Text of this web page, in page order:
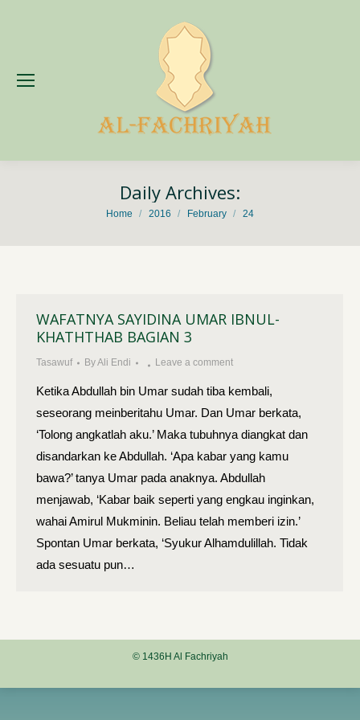
Daily Archives:
You are here:
Home 2016 February 24
WAFATNYA SAYIDINA UMAR IBNUL-
KHATHTHAB BAGIAN 3
Tasawuf ByAli Endi Leave a comment
Ketika Abdullah bin Umar sudah tiba kembali,
seseorang meinberitahu Umar. Dan Umar berkata,
‘Tolong angkatlah aku.’ Maka tubuhnya diangkat dan
disandarkan ke Abdullah. ‘Apa kabar yang kamu
bawa?’ tanya Umar pada anaknya. Abdullah
menjawab, ‘Kabar baik seperti yang engkau inginkan,
wahai Amirul Mukminin. Beliau telah memberi izin.’
Spontan Umar berkata, ‘Syukur Alhamdulillah. Tidak
ada sesuatu pun…
© 1436H Al Fachriyah